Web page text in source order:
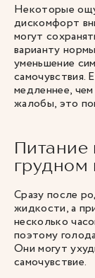
Некоторые
дискомфорт
могут
варианту
уменьшение
самочувствия.
медленнее,
жалобы, это
Питание
грудном
Сразу после
жидкости, а
несколько
поэтому
Они могут
самочувствие.